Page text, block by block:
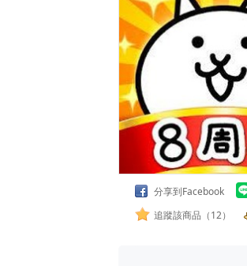
分享到Facebook
追蹤該商品（12）